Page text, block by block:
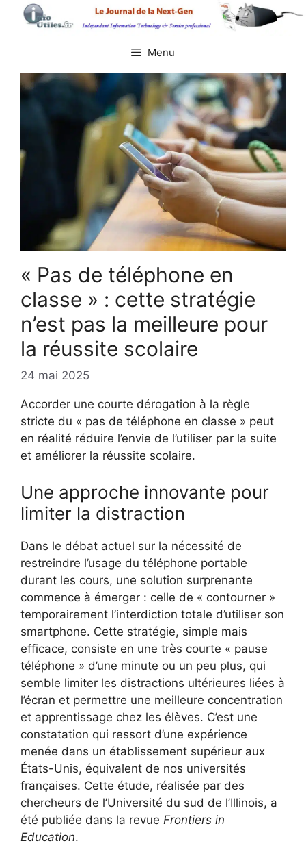
Aller
Menu
« Pas de téléphone en
classe » : cette stratégie
n’est pas la meilleure pour
la réussite scolaire
24 mai 2025
Accorder une courte dérogation à la règle
stricte du « pas de téléphone en classe » peut
en réalité réduire l’envie de l’utiliser par la suite
et améliorer la réussite scolaire.
Une approche innovante pour
limiter la distraction
Dans le débat actuel sur la nécessité de
restreindre l’usage du téléphone portable
durant les cours, une solution surprenante
commence à émerger : celle de « contourner »
temporairement l’interdiction totale d’utiliser son
smartphone. Cette stratégie, simple mais
efficace, consiste en une très courte « pause
téléphone » d’une minute ou un peu plus, qui
semble limiter les distractions ultérieures liées à
l’écran et permettre une meilleure concentration
et apprentissage chez les élèves. C’est une
constatation qui ressort d’une expérience
menée dans un établissement supérieur aux
États-Unis, équivalent de nos universités
françaises. Cette étude, réalisée par des
chercheurs de l’Université du sud de l’Illinois, a
été publiée dans la revue Frontiers in
Education.